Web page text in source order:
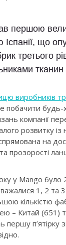
першою
Іспанії, що
третього
тканин
виробників
побачити будь-
компанії
розвитку
на
прозорості
у Mango було
1, 2 та
кількістю
– Китай (651)
першу п’ятірку